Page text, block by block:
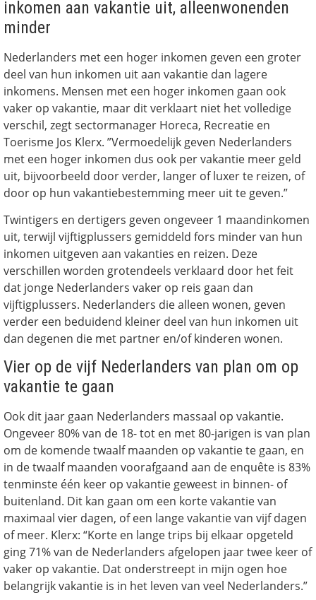
inkomen aan vakantie uit, alleenwonenden
minder
Nederlanders met een hoger inkomen geven een groter
deel van hun inkomen uit aan vakantie dan lagere
inkomens. Mensen met een hoger inkomen gaan ook
vaker op vakantie, maar dit verklaart niet het volledige
verschil, zegt sectormanager Horeca, Recreatie en
Toerisme Jos Klerx. ”Vermoedelijk geven Nederlanders
met een hoger inkomen dus ook per vakantie meer geld
uit, bijvoorbeeld door verder, langer of luxer te reizen, of
door op hun vakantiebestemming meer uit te geven.”
Twintigers en dertigers geven ongeveer 1 maandinkomen
uit, terwijl vijftigplussers gemiddeld fors minder van hun
inkomen uitgeven aan vakanties en reizen. Deze
verschillen worden grotendeels verklaard door het feit
dat jonge Nederlanders vaker op reis gaan dan
vijftigplussers. Nederlanders die alleen wonen, geven
verder een beduidend kleiner deel van hun inkomen uit
dan degenen die met partner en/of kinderen wonen.
Vier op de vijf Nederlanders van plan om op
vakantie te gaan
Ook dit jaar gaan Nederlanders massaal op vakantie.
Ongeveer 80% van de 18- tot en met 80-jarigen is van plan
om de komende twaalf maanden op vakantie te gaan, en
in de twaalf maanden voorafgaand aan de enquête is 83%
tenminste één keer op vakantie geweest in binnen- of
buitenland. Dit kan gaan om een korte vakantie van
maximaal vier dagen, of een lange vakantie van vijf dagen
of meer. Klerx: “Korte en lange trips bij elkaar opgeteld
ging 71% van de Nederlanders afgelopen jaar twee keer of
vaker op vakantie. Dat onderstreept in mijn ogen hoe
belangrijk vakantie is in het leven van veel Nederlanders.”